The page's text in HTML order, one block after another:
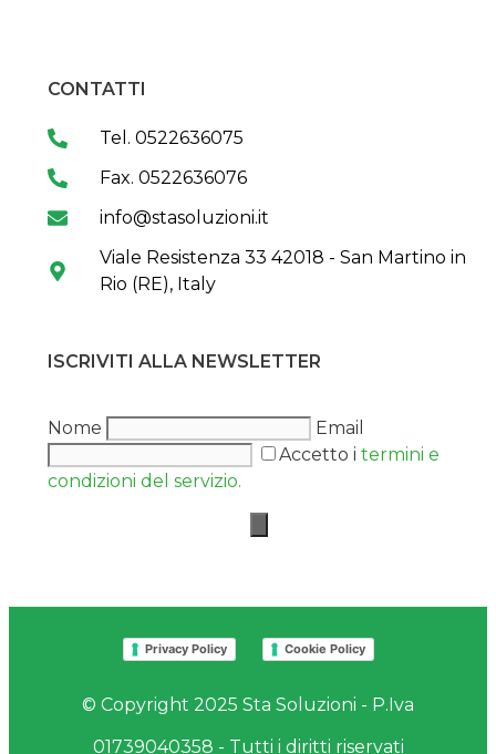
CONTATTI
Tel. 0522636075
Fax. 0522636076
info@stasoluzioni.it
Viale Resistenza 33 42018 - San Martino in
Rio (RE), Italy
ISCRIVITI ALLA NEWSLETTER
Nome
Email
Accetto i termini e
condizioni del servizio.
Privacy Policy Cookie Policy
© Copyright 2025 Sta Soluzioni - P.Iva
01739040358 - Tutti i diritti riservati